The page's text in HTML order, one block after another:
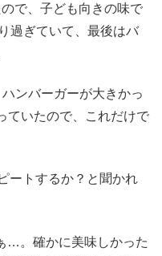
で、子ども向きの味で
過ぎていて、最後はバ
ンバーガーが大きかっ
ていたので、これだけで
ートするか？と聞かれ
…。確かに美味しかった